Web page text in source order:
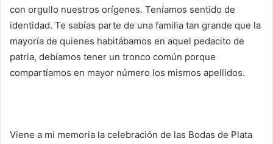
con orgullo nuestros orígenes. Teníamos sentido de
identidad. Te sabías parte de una familia tan grande que la
mayoría de quienes habitábamos en aquel pedacito de
patria, debíamos tener un tronco común porque
compartíamos en mayor número los mismos apellidos.
Viene a mi memoria la celebración de las Bodas de Plata